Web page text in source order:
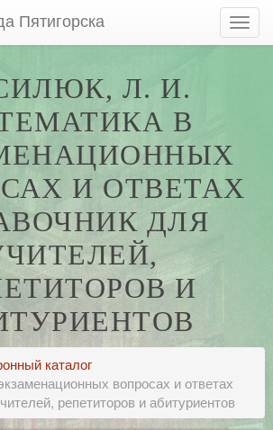
Пятигорска
Л. И.
В
И ОТВЕТАХ
ДЛЯ
И
каталог
вопросах и ответах
репетиторов и абитуриентов